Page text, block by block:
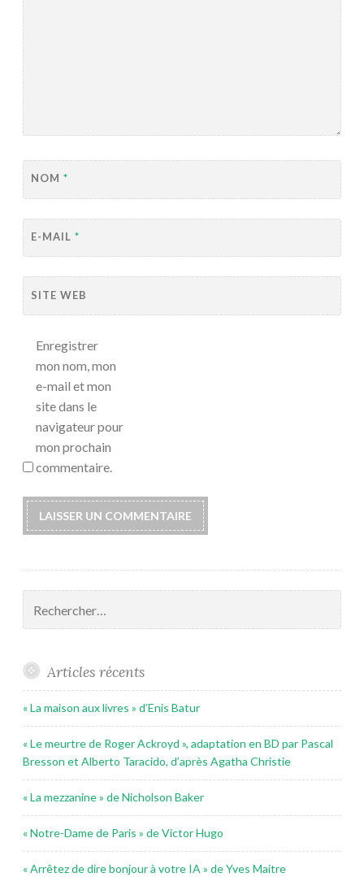
NOM *
E-MAIL *
SITE WEB
Enregistrer
mon nom, mon
e-mail et mon
site dans le
navigateur pour
mon prochain
commentaire.
Articles récents
« La maison aux livres » d’Enis Batur
« Le meurtre de Roger Ackroyd », adaptation en BD par Pascal
Bresson et Alberto Taracido, d’après Agatha Christie
« La mezzanine » de Nicholson Baker
« Notre-Dame de Paris » de Victor Hugo
« Arrêtez de dire bonjour à votre IA » de Yves Maitre